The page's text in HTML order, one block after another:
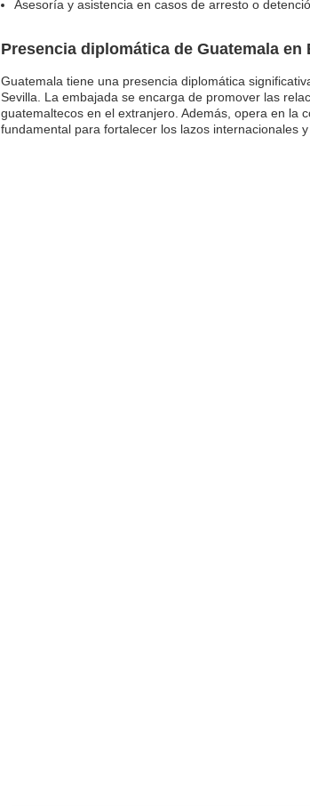
Asesoría y asistencia en casos de arresto o
Presencia diplomática de Guatemala en
Guatemala tiene una presencia diplomática
Sevilla. La embajada se encarga de promover las
guatemaltecos en el extranjero. Además, opera en la
fundamental para fortalecer los lazos internacionales